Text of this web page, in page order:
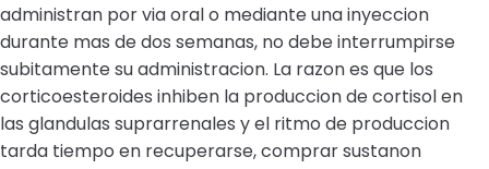
administran por via oral o mediante una inyeccion
durante mas de dos semanas, no debe interrumpirse
subitamente su administracion. La razon es que los
corticoesteroides inhiben la produccion de cortisol en
las glandulas suprarrenales y el ritmo de produccion
tarda tiempo en recuperarse, comprar sustanon